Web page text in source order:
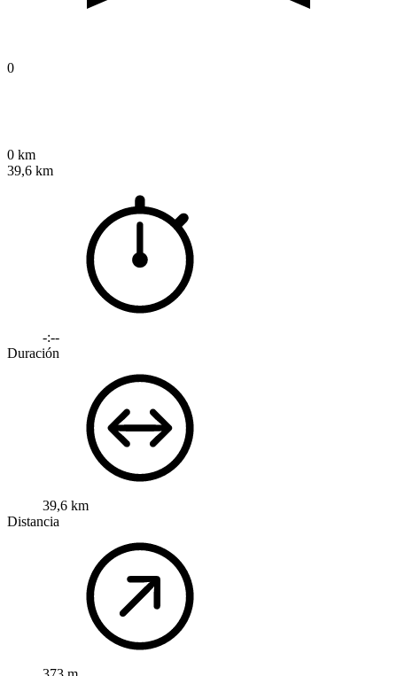
0
0 km
39,6 km
-:--
Duración
39,6 km
Distancia